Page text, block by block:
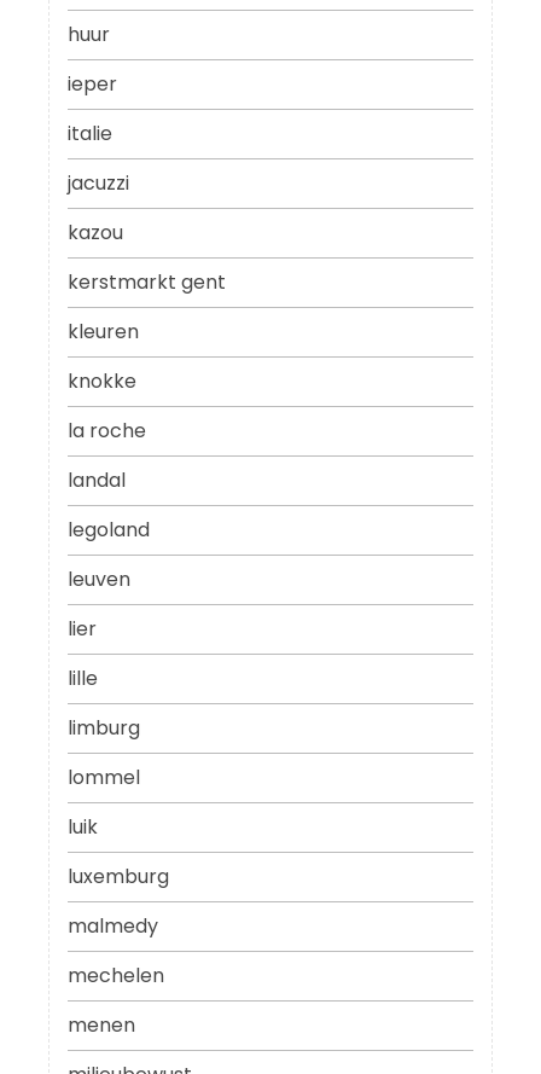
huur
ieper
italie
jacuzzi
kazou
kerstmarkt gent
kleuren
knokke
la roche
landal
legoland
leuven
lier
lille
limburg
lommel
luik
luxemburg
malmedy
mechelen
menen